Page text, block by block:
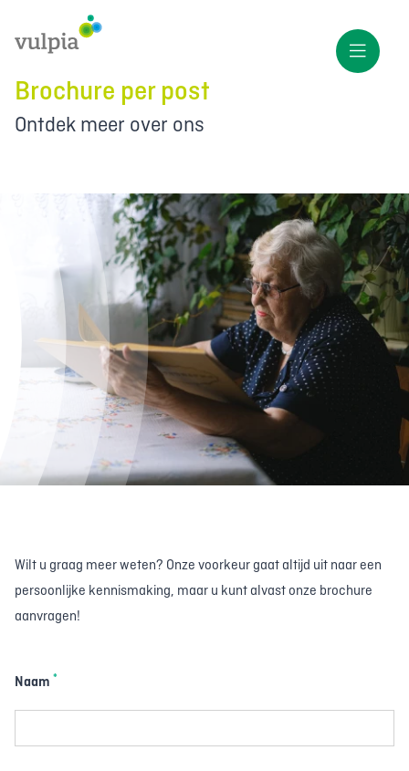
Brochure per post
Ontdek meer over ons
Wilt u graag meer weten? Onze voorkeur gaat altijd uit naar een
persoonlijke kennismaking, maar u kunt alvast onze brochure
aanvragen!
Naam *